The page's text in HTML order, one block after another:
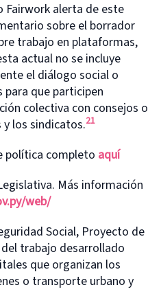
Fairwork alerta de este
sobre el borrador
trabajo en plataformas,
actual no se incluye
el diálogo social o
que participen
colectiva con consejos o
los sindicatos.21
política completo aquí
Más información
web/
Social, Proyecto de
trabajo desarrollado
que organizan los
o transporte urbano y